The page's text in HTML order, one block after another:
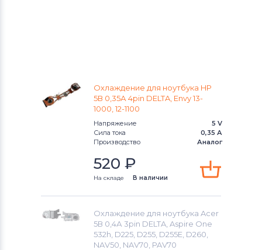
Охлаждение для ноутбука HP
5В 0,35А 4pin DELTA, Envy 13-
1000, 12-1100
Напряжение
5 V
Сила тока
0,35 А
Производство
Аналог
520 ₽
На складе В наличии
Охлаждение для ноутбука Acer
5В 0,4А 3pin DELTA, Aspire One
532h, D225, D255, D255E, D260,
NAV50, NAV70, PAV70